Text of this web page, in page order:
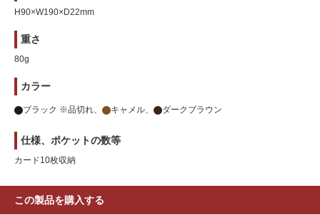
H90×W190×D22mm
重さ
80g
カラー
ブラック ※品切れ キャメル ダークブラウン
仕様、ポケットの数等
カード10枚収納
この製品を購入する